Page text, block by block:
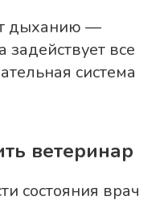
дыханию —
задействует все
система
ветеринар
состояния врач